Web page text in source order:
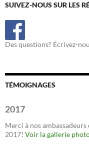
SUIVEZ-NOUS SUR LES
Des questions? Écrivez-
TÉMOIGNAGES
2017
Merci à nos
2017! Voir la gallerie